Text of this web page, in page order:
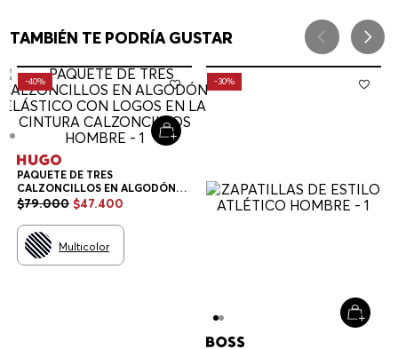
TAMBIÉN TE PODRÍA GUSTAR
-40%
PAQUETE DE TRES
CALZONCILLOS EN ALGODÓN
ELÁSTICO CON LOGOS EN LA
HOMBRE
$79.000 $47.400
Multicolor
-30%